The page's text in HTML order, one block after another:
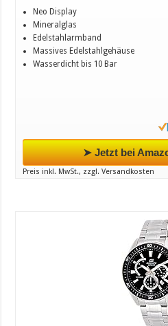
Neo Display
Mineralglas
Edelstahlarmband
Massives Edelstahlgehäuse
Wasserdicht bis 10 Bar
➤ Jetzt bei
Preis inkl. MwSt., zzgl. Versandkosten